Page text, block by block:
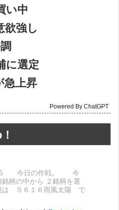
い中
欲強し
に選定
急上昇
Powered By ChatGPT
今日の作戦。 今
柄の中から ２銘柄を選
５６１６雨風太陽 で